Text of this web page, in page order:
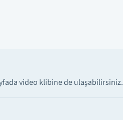
video klibine de ulaşabilirsiniz.